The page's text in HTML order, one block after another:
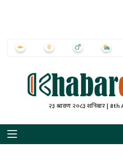
२३ श्रावण २०८३ शनिबार |